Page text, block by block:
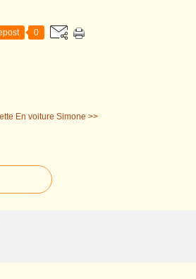
0
En voiture Simone >>